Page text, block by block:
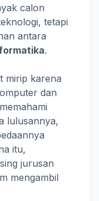
calon
tetapi
antara
.
mirip karena
dan
lulusannya,
itu,
jurusan
mengambil